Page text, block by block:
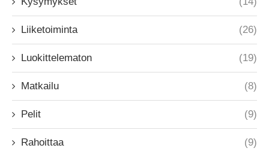
Liiketoiminta (26)
Luokittelematon (19)
Matkailu (8)
Pelit (9)
Rahoittaa (9)